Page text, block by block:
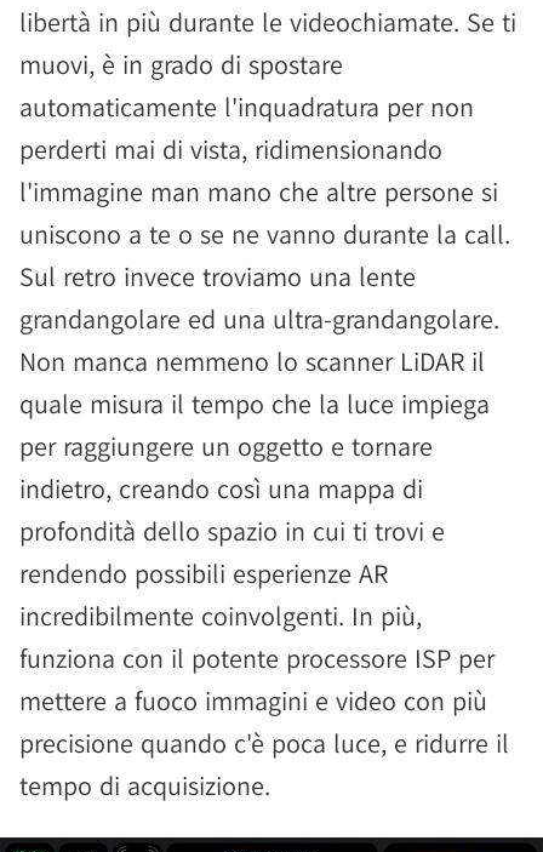
libertà in più durante le videochiamate. Se ti
muovi, è in grado di spostare
automaticamente l'inquadratura per non
perderti mai di vista, ridimensionando
l'immagine man mano che altre persone si
uniscono a te o se ne vanno durante la call.
Sul retro invece troviamo una lente
grandangolare ed una ultra-grandangolare.
Non manca nemmeno lo scanner LiDAR il
quale misura il tempo che la luce impiega
per raggiungere un oggetto e tornare
indietro, creando così una mappa di
profondità dello spazio in cui ti trovi e
rendendo possibili esperienze AR
incredibilmente coinvolgenti. In più,
funziona con il potente processore ISP per
mettere a fuoco immagini e video con più
precisione quando c'è poca luce, e ridurre il
tempo di acquisizione.